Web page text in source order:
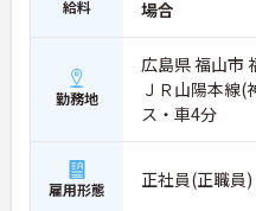
給料
場合
勤務地
広島県 福山市
ＪＲ山陽本線(
ス・車4分
雇用形態 正社員(正職員)